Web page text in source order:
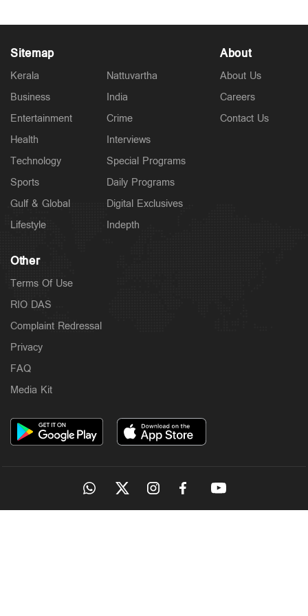
Sitemap
Kerala
Business
Entertainment
Health
Technology
Sports
Gulf & Global
Lifestyle
Nattuvartha
India
Crime
Interviews
Special Programs
Daily Programs
Digital Exclusives
Indepth
About
About Us
Careers
Contact Us
Other
Terms Of Use
RIO DAS
Complaint Redressal
Privacy
FAQ
Media Kit